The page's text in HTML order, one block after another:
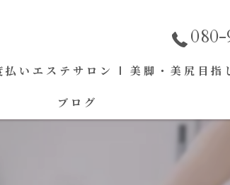
払いエステサロン | 美脚・美尻目指
ブログ